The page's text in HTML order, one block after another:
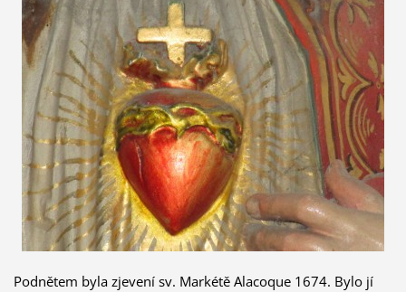
Podnětem byla zjevení sv. Markétě Alacoque 1674. Bylo jí